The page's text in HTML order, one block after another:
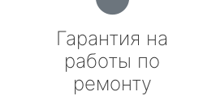
Гарантия на
работы по
ремонту